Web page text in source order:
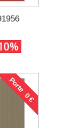
Porte 0 €